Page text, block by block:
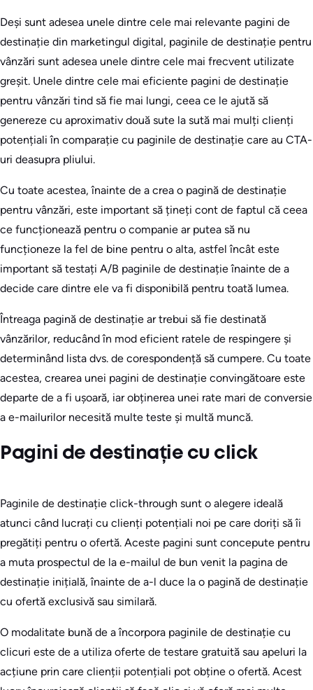
Deși sunt adesea unele dintre cele mai relevante pagini de
destinație din marketingul digital, paginile de destinație pentru
vânzări sunt adesea unele dintre cele mai frecvent utilizate
greșit. Unele dintre cele mai eficiente pagini de destinație
pentru vânzări tind să fie mai lungi, ceea ce le ajută să
genereze cu aproximativ două sute la sută mai mulți clienți
potențiali în comparație cu paginile de destinație care au CTA-
uri deasupra pliului.
Cu toate acestea, înainte de a crea o pagină de destinație
pentru vânzări, este important să țineți cont de faptul că ceea
ce funcționează pentru o companie ar putea să nu
funcționeze la fel de bine pentru o alta, astfel încât este
important să testați A/B paginile de destinație înainte de a
decide care dintre ele va fi disponibilă pentru toată lumea.
Întreaga pagină de destinație ar trebui să fie destinată
vânzărilor, reducând în mod eficient ratele de respingere și
determinând lista dvs. de corespondență să cumpere. Cu toate
acestea, crearea unei pagini de destinație convingătoare este
departe de a fi ușoară, iar obținerea unei rate mari de conversie
a e-mailurilor necesită multe teste și multă muncă.
Pagini de destinație cu click
Paginile de destinație click-through sunt o alegere ideală
atunci când lucrați cu clienți potențiali noi pe care doriți să îi
pregătiți pentru o ofertă. Aceste pagini sunt concepute pentru
a muta prospectul de la e-mailul de bun venit la pagina de
destinație inițială, înainte de a-l duce la o pagină de destinație
cu ofertă exclusivă sau similară.
O modalitate bună de a încorpora paginile de destinație cu
clicuri este de a utiliza oferte de testare gratuită sau apeluri la
acțiune prin care clienții potențiali pot obține o ofertă. Acest